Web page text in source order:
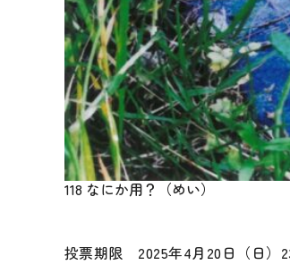
118 なにか用？（めい）
投票期限 2025年4月20日（日）